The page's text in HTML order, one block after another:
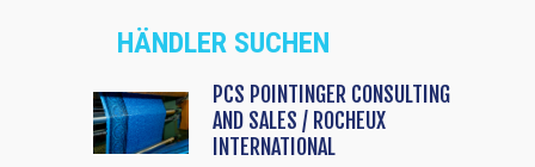
HÄNDLER SUCHEN
PCS POINTINGER CONSULTING
AND SALES / ROCHEUX
INTERNATIONAL